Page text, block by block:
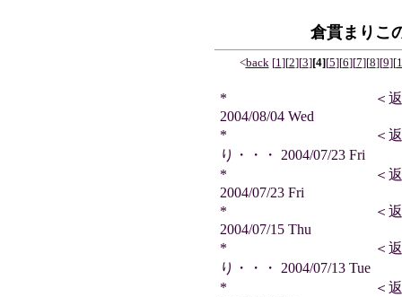
倉貫まりこ
<back [1][2][3][4][5][6][7][8][9][
* ＜返信＞ サノ
2004/08/04 Wed
* ＜返信＞ さす
り・・・ 2004/07/23 Fri
* ＜返信＞ サノ
2004/07/23 Fri
* ＜返信＞ サノ
2004/07/15 Thu
* ＜返信＞ さす
り・・・ 2004/07/13 Tue
* ＜返信＞ サノ